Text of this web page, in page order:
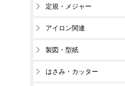
定規・メジャー
アイロン関連
製図・型紙
はさみ・カッター